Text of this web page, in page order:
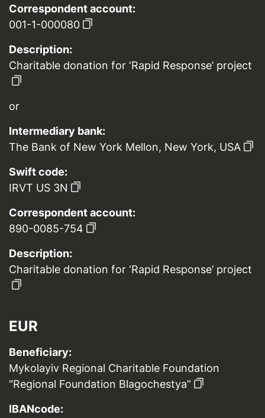
Correspondent account:
001-1-000080
Description:
Charitable donation for ‘Rapid Response’ project
or
Intermediary bank:
The Bank of New York Mellon, New York, USA
Swift code:
IRVT US 3N
Correspondent account:
890-0085-754
Description:
Charitable donation for ‘Rapid Response’ project
EUR
Beneficiary:
Mykolayiv Regional Charitable Foundation
“Regional Foundation Blagochestya”
IBANcode: